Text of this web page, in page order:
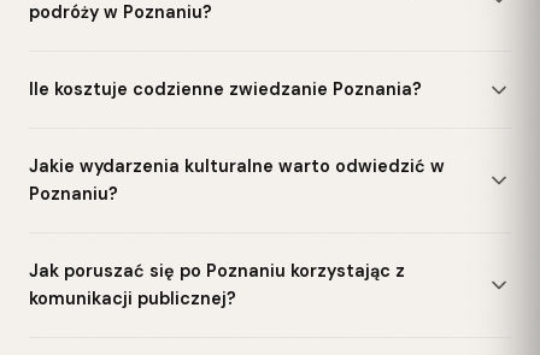
podróży w Poznaniu?
Ile kosztuje codzienne zwiedzanie Poznania?
Jakie wydarzenia kulturalne warto odwiedzić w
Poznaniu?
Jak poruszać się po Poznaniu korzystając z
komunikacji publicznej?